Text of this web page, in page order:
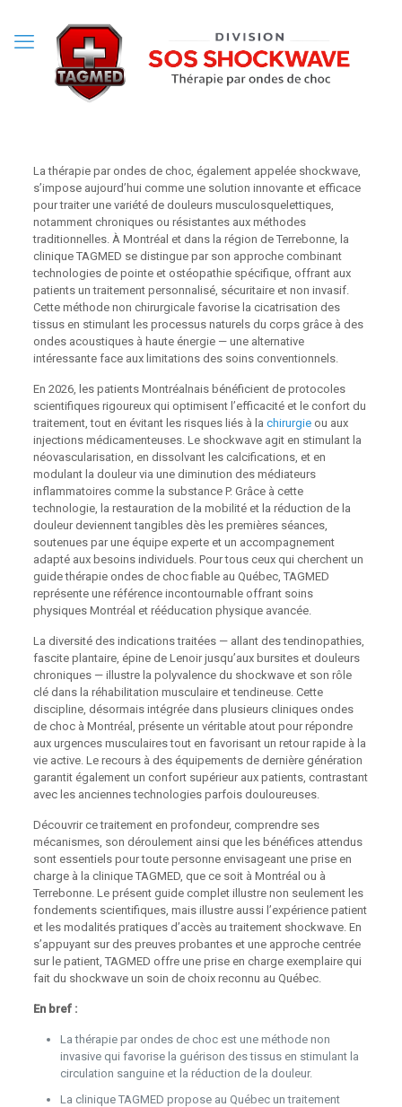
La thérapie par ondes de choc, également appelée shockwave,
s’impose aujourd’hui comme une solution innovante et efficace
pour traiter une variété de douleurs musculosquelettiques,
notamment chroniques ou résistantes aux méthodes
traditionnelles. À Montréal et dans la région de Terrebonne, la
clinique TAGMED se distingue par son approche combinant
technologies de pointe et ostéopathie spécifique, offrant aux
patients un traitement personnalisé, sécuritaire et non invasif.
Cette méthode non chirurgicale favorise la cicatrisation des
tissus en stimulant les processus naturels du corps grâce à des
ondes acoustiques à haute énergie — une alternative
intéressante face aux limitations des soins conventionnels.
En 2026, les patients Montréalnais bénéficient de protocoles
scientifiques rigoureux qui optimisent l’efficacité et le confort du
traitement, tout en évitant les risques liés à la chirurgieou aux
injections médicamenteuses. Le shockwave agit en stimulant la
néovascularisation, en dissolvant les calcifications, et en
modulant la douleur via une diminution des médiateurs
inflammatoires comme la substance P. Grâce à cette
technologie, la restauration de la mobilité et la réduction de la
douleur deviennent tangibles dès les premières séances,
soutenues par une équipe experte et un accompagnement
adapté aux besoins individuels. Pour tous ceux qui cherchent un
guide thérapie ondes de choc fiable au Québec, TAGMED
représente une référence incontournable offrant soins
physiques Montréal et rééducation physique avancée.
La diversité des indications traitées — allant des tendinopathies,
fascite plantaire, épine de Lenoir jusqu’aux bursites et douleurs
chroniques — illustre la polyvalence du shockwave et son rôle
clé dans la réhabilitation musculaire et tendineuse. Cette
discipline, désormais intégrée dans plusieurs cliniques ondes
de choc à Montréal, présente un véritable atout pour répondre
aux urgences musculaires tout en favorisant un retour rapide à la
vie active. Le recours à des équipements de dernière génération
garantit également un confort supérieur aux patients, contrastant
avec les anciennes technologies parfois douloureuses.
Découvrir ce traitement en profondeur, comprendre ses
mécanismes, son déroulement ainsi que les bénéfices attendus
sont essentiels pour toute personne envisageant une prise en
charge à la clinique TAGMED, que ce soit à Montréal ou à
Terrebonne. Le présent guide complet illustre non seulement les
fondements scientifiques, mais illustre aussi l’expérience patient
et les modalités pratiques d’accès au traitement shockwave. En
s’appuyant sur des preuves probantes et une approche centrée
sur le patient, TAGMED offre une prise en charge exemplaire qui
fait du shockwave un soin de choix reconnu au Québec.
En bref :
La thérapie par ondes de choc est une méthode non
invasive qui favorise la guérison des tissus en stimulant la
circulation sanguine et la réduction de la douleur.
La clinique TAGMED propose au Québec un traitement